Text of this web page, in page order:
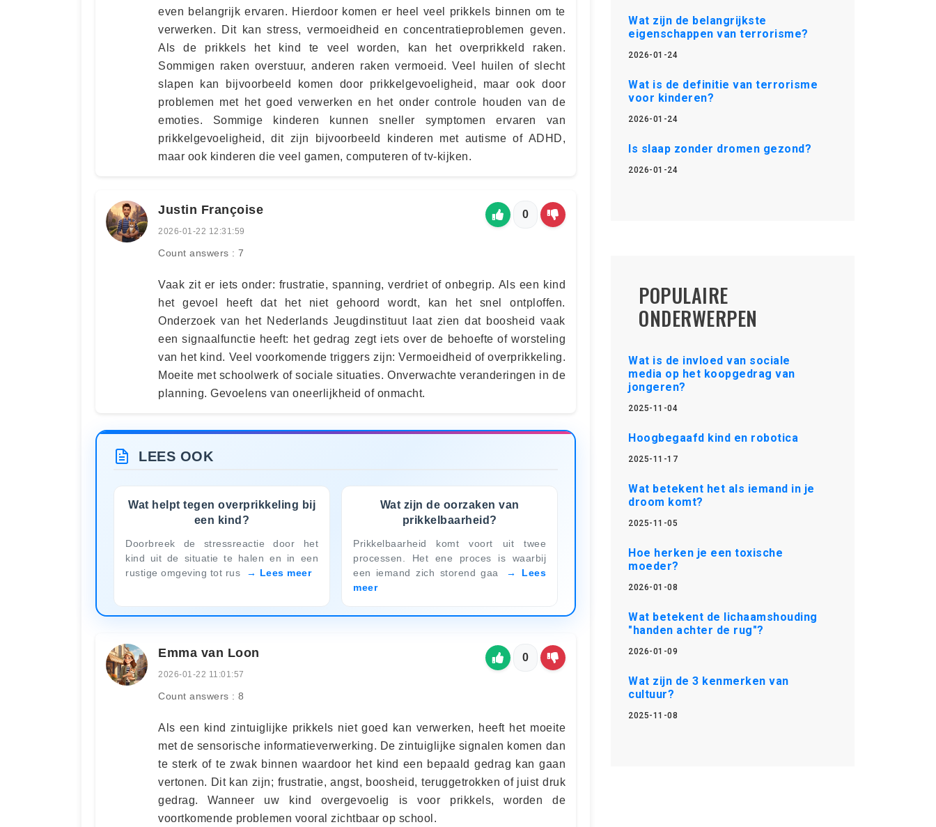
even belangrijk ervaren. Hierdoor komen er heel veel prikkels binnen om te
verwerken. Dit kan stress, vermoeidheid en concentratieproblemen geven.
Als de prikkels het kind te veel worden, kan het overprikkeld raken.
Sommigen raken overstuur, anderen raken vermoeid. Veel huilen of slecht
slapen kan bijvoorbeeld komen door prikkelgevoeligheid, maar ook door
problemen met het goed verwerken en het onder controle houden van de
emoties. Sommige kinderen kunnen sneller symptomen ervaren van
prikkelgevoeligheid, dit zijn bijvoorbeeld kinderen met autisme of ADHD,
maar ook kinderen die veel gamen, computeren of tv-kijken.
Justin Françoise
2026-01-22 12:31:59
Count answers : 7
0
Vaak zit er iets onder: frustratie, spanning, verdriet of onbegrip. Als een kind
het gevoel heeft dat het niet gehoord wordt, kan het snel ontploffen.
Onderzoek van het Nederlands Jeugdinstituut laat zien dat boosheid vaak
een signaalfunctie heeft: het gedrag zegt iets over de behoefte of worsteling
van het kind. Veel voorkomende triggers zijn: Vermoeidheid of overprikkeling.
Moeite met schoolwerk of sociale situaties. Onverwachte veranderingen in de
planning. Gevoelens van oneerlijkheid of onmacht.
LEES OOK
Wat helpt tegen overprikkeling bij
een kind?
Doorbreek de stressreactie door het
kind uit de situatie te halen en in een
rustige omgeving tot rus
Lees meer
Wat zijn de oorzaken van
prikkelbaarheid?
Prikkelbaarheid komt voort uit twee
processen. Het ene proces is waarbij
een iemand zich storend gaa
Lees
meer
Emma van Loon
2026-01-22 11:01:57
Count answers : 8
0
Als een kind zintuiglijke prikkels niet goed kan verwerken, heeft het moeite
met de sensorische informatieverwerking. De zintuiglijke signalen komen dan
te sterk of te zwak binnen waardoor het kind een bepaald gedrag kan gaan
vertonen. Dit kan zijn; frustratie, angst, boosheid, teruggetrokken of juist druk
gedrag. Wanneer uw kind overgevoelig is voor prikkels, worden de
voortkomende problemen vooral zichtbaar op school.
Wat zijn de belangrijkste
eigenschappen van terrorisme?
2026-01-24
Wat is de definitie van terrorisme
voor kinderen?
2026-01-24
Is slaap zonder dromen gezond?
2026-01-24
POPULAIRE
ONDERWERPEN
Wat is de invloed van sociale
media op het koopgedrag van
jongeren?
2025-11-04
Hoogbegaafd kind en robotica
2025-11-17
Wat betekent het als iemand in je
droom komt?
2025-11-05
Hoe herken je een toxische
moeder?
2026-01-08
Wat betekent de lichaamshouding
"handen achter de rug"?
2026-01-09
Wat zijn de 3 kenmerken van
cultuur?
2025-11-08